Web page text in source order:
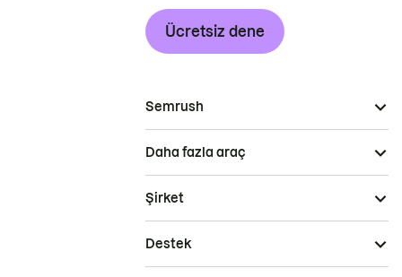
Ücretsiz dene
Semrush
Daha fazla araç
Şirket
Destek